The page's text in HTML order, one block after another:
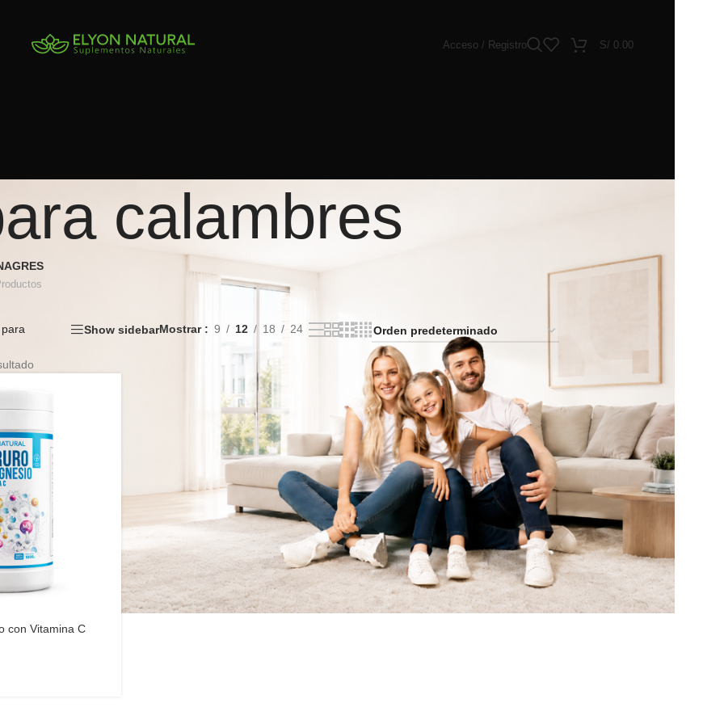
Acceso / Registro S/ 0.00
calambres
Show sidebarMostrar 9 12 18 24
con Vitamina C